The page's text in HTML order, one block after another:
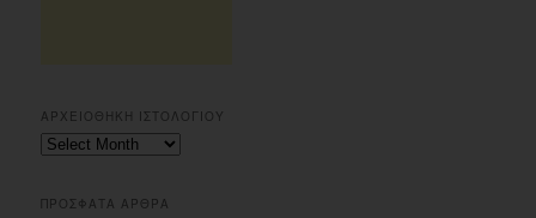
ΑΡΧΕΙΟΘΗΚΗ ΙΣΤΟΛΟΓΙΟΥ
Αρχειοθηκη
ΠΡΟΣΦΑΤΑ ΑΡΘΡΑ